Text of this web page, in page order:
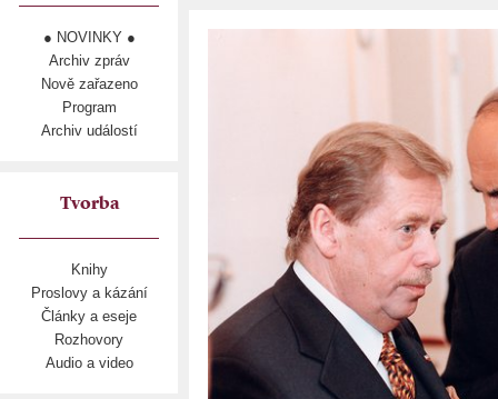
● NOVINKY ●
Archiv zpráv
Nově zařazeno
Program
Archiv událostí
Tvorba
Knihy
Proslovy a kázání
Články a eseje
Rozhovory
Audio a video